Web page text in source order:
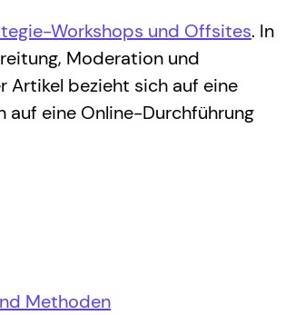
Workshops und Offsites. In
Moderation und
Artikel bezieht sich auf eine
auf eine Online-Durchführung
Methoden